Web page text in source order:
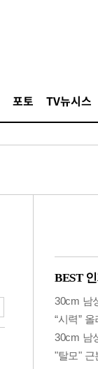
포토 TV뉴시스